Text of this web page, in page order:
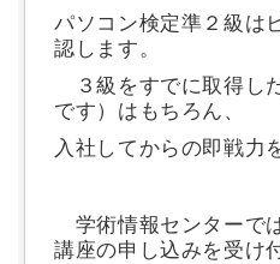
パソコン検定準２級は
認します。
３級をすでに取得し
です）はもちろん、
入社してからの即戦力
学術情報センターで
講座の申し込みを受け